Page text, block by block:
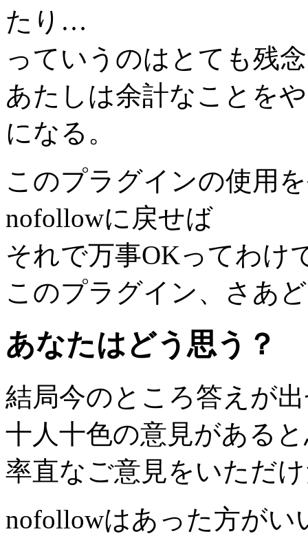
たり…
っていうのはとても残
あたしは余計なことを
になる。
このプラグインの使用
nofollowに戻せば
それで万事OKってわけ
このプラグイン、さあ
あなたはどう思う？
結局今のところ答えが
十人十色の意見がある
率直なご意見をいただ
nofollowはあった方が